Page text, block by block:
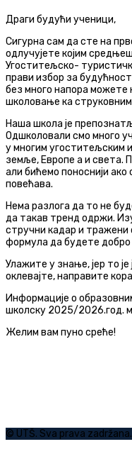
Драги будући ученици,
Сигурна сам да сте на
одлучујете којим
Угоститељско-
прави избор за
без много напора
школовање ка
Наша школа је
Одшколовали смо много
у многим угоститељским
земље, Европе а и света.
али бићемо поноснији ако
повећава.
Нема разлога да то не
да такав тренд одржи.
стручни кадар и
формула да будете
Улажите у знање, јер то
оклевајте, направите
Информације о
школску 2025/2026.год.
Желим вам пуно среће!
© UTŠ. Sva prava zadržana.